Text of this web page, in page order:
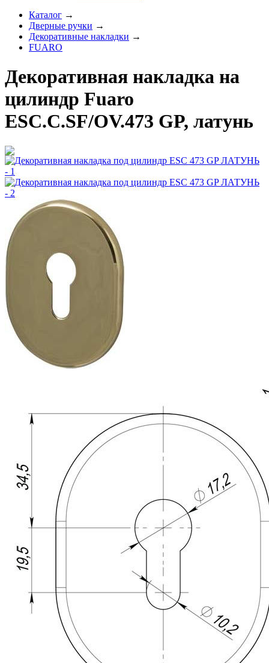
Каталог →
Дверные ручки →
Декоративные накладки →
FUARO
Декоративная накладка на
цилиндр Fuaro
ESC.C.SF/OV.473 GP, латунь